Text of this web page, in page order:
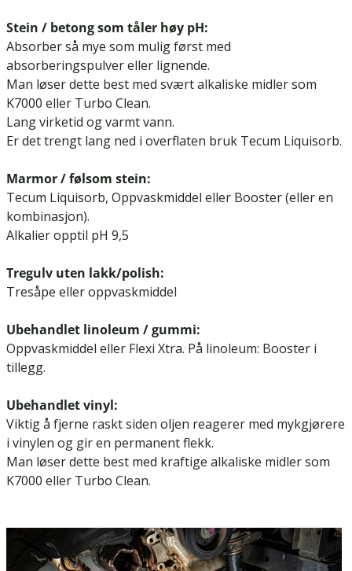
Stein / betong som tåler høy pH:
Absorber så mye som mulig først med
absorberingspulvereller lignende.
Man løser dette best med svært alkaliske midler som
K7000 eller Turbo Clean.
Lang virketid og varmt vann.
Er det trengt lang ned i overflaten bruk Tecum Liquisorb.
Marmor / følsom stein:
Tecum Liquisorb, Oppvaskmiddel eller Booster (eller en
kombinasjon).
Alkalier opptil pH 9,5
Tregulv uten lakk/polish:
Tresåpe eller oppvaskmiddel
Ubehandlet linoleum / gummi:
Oppvaskmiddel eller Flexi Xtra. På linoleum: Booster i
tillegg.
Ubehandlet vinyl:
Viktig å fjerne raskt siden oljen reagerer med mykgjørere
i vinylen og gir en permanent flekk.
Man løser dette best med kraftige alkaliske midler som
K7000 eller Turbo Clean.